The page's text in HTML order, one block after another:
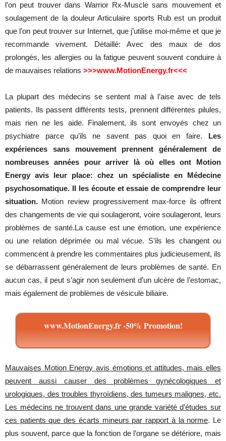
l’on peut trouver dans Warrior Rx-Muscle sans mouvement et
soulagement de la douleur Articulaire sports Rub est un produit
que l’on peut trouver sur Internet, que j’utilise moi-même et que je
recommande vivement. Détaillé: Avec des maux de dos
prolongés, les allergies ou la fatigue peuvent souvent conduire à
de mauvaises relations >>>www.MotionEnergy.fr<<<
La plupart des médecins se sentent mal à l’aise avec de tels
patients. Ils passent différents tests, prennent différentes pilules,
mais rien ne les aide. Finalement, ils sont envoyés chez un
psychiatre parce qu’ils ne savent pas quoi en faire. Les
expériences sans mouvement prennent généralement de
nombreuses années pour arriver là où elles ont Motion
Energy avis leur place: chez un spécialiste en Médecine
psychosomatique. Il les écoute et essaie de comprendre leur
situation. Motion review progressivement max-force ils offrent
des changements de vie qui soulageront, voire soulageront, leurs
problèmes de santé.La cause est une émotion, une expérience
ou une relation déprimée ou mal vécue. S’ils les changent ou
commencent à prendre les commentaires plus judicieusement, ils
se débarrassent généralement de leurs problèmes de santé. En
aucun cas, il peut s’agir non seulement d’un ulcère de l’estomac,
mais également de problèmes de vésicule biliaire.
www.MotionEnergy.fr -50% Promotion!
Mauvaises Motion Energy avis émotions et attitudes, mais elles
peuvent aussi causer des problèmes gynécologiques et
urologiques, des troubles thyroïdiens, des tumeurs malignes, etc.
Les médecins ne trouvent dans une grande variété d’études sur
ces patients que des écarts mineurs par rapport à la norme. Le
plus souvent, parce que la fonction de l’organe se détériore, mais